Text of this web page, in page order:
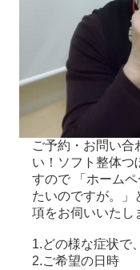
ご予約・お問い合
い！ソフト整体つ
すので 「ホーム
たいのですが。」
項をお伺いいたし
1.どの様な症状で
2.ご希望の日時